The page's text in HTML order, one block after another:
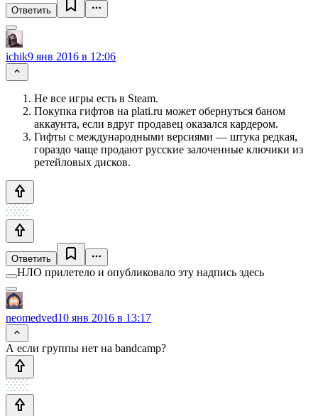
Ответить
ichik9 янв 2016 в 12:06
Не все игры есть в Steam.
Покупка гифтов на plati.ru может обернуться баном
аккаунта, если вдруг продавец оказался кардером.
Гифты с международными версиями — штука редкая,
гораздо чаще продают русские залоченные ключики из
ретейловых дисков.
Ответить
НЛО прилетело и опубликовало эту надпись здесь
neomedved10 янв 2016 в 13:17
А если группы нет на bandcamp?